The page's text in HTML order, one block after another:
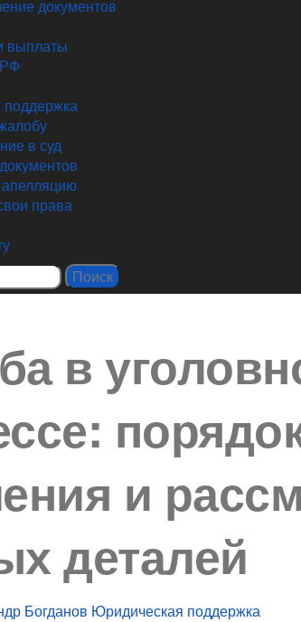
документов
выплаты
в суд
права
в
и
деталей
Богданов Юридическая поддержка